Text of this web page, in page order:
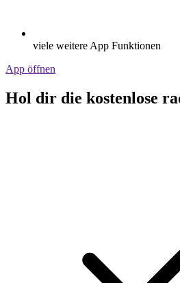
viele weitere App Funktionen
App öffnen
Hol dir die kostenlose